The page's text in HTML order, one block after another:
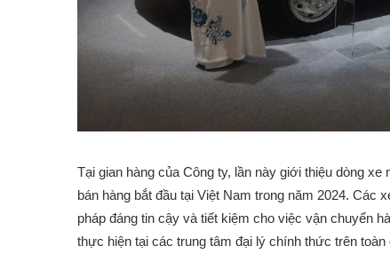
Tại gian hàng của Công ty, lần này giới thiệu dòng
bán hàng bắt đầu tại Việt Nam trong năm 2024. Các
pháp đáng tin cậy và tiết kiệm cho việc vận chuyển
thực hiện tại các trung tâm đại lý chính thức trên toàn